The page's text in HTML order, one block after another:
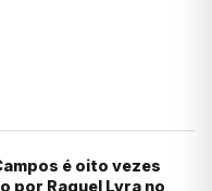
é oito vezes
por Raquel Lyra no